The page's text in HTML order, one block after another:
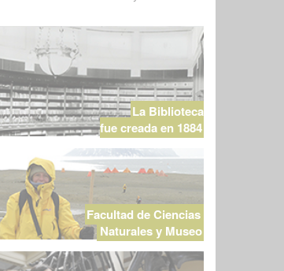
La Biblioteca
fue creada en 1884
Facultad de Ciencias
Naturales y Museo